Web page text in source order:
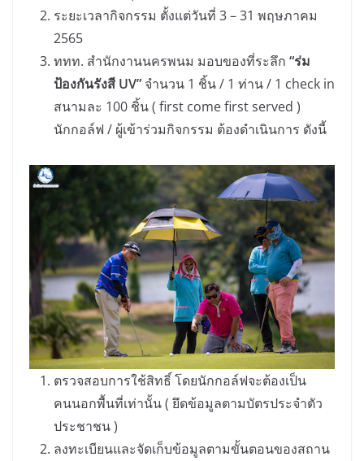
ระยะเวลากิจกรรม ตั้งแต่วันที่ 3 – 31 พฤษภาคม
2565
ททท. สำนักงานนครพนม มอบของที่ระลึก “ร่ม
ป้องกันรังสี UV” จำนวน 1 ชิ้น / 1 ท่าน / 1 check in
สนามละ 100 ชิ้น ( first come first served )
นักกอล์ฟ / ผู้เข้าร่วมกิจกรรม ต้องดำเนินการ ดังนี้
ตรวจสอบการใช้สิทธิ์ โดยนักกอล์ฟจะต้องเป็น
คนนอกพื้นที่เท่านั้น ( ยึดข้อมูลตามบัตรประจำตัว
ประชาชน )
ลงทะเบียนและจัดเก็บข้อมูลตามขั้นตอนของสถาน